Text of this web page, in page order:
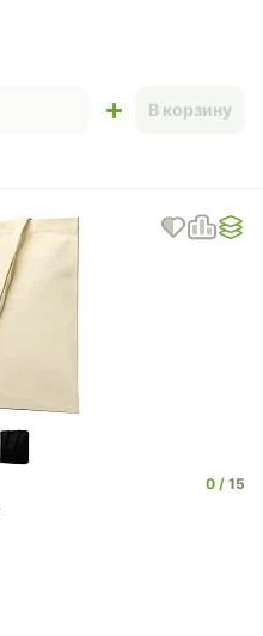
В корзину
0
15